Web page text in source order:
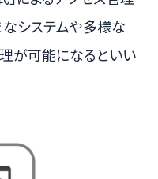
なシステムや多様な
が可能になるといい